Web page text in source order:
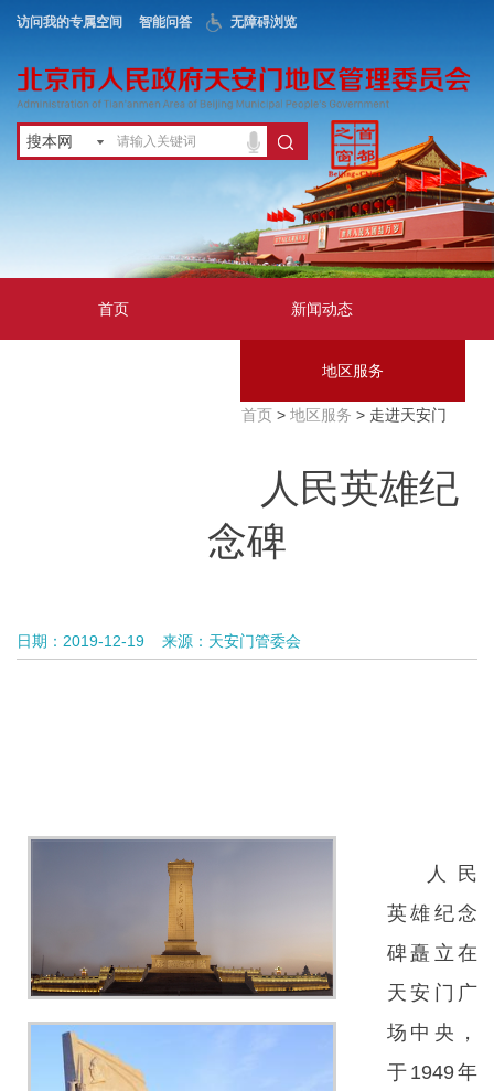
访问我的专属空间 智能问答 无障碍浏览
搜本网
首页 新闻动态
地区服务
首页> 地区服务 > 走进天安门
人民英雄纪
念碑
日期：2019-12-19 来源：天安门管委会
人民
英雄纪念
碑矗立在
天安门广
场中央，
于1949年